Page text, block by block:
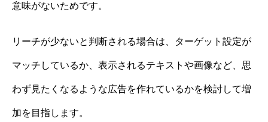
意味がないためです。
リーチが少ないと判断される場合は、ターゲット設定が
マッチしているか、表示されるテキストや画像など、思
わず見たくなるような広告を作れているかを検討して増
加を目指します。